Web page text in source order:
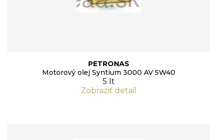
PETRONAS
Motorový olej Syntium 3000 AV 5W40
5 lt
Zobraziť detail